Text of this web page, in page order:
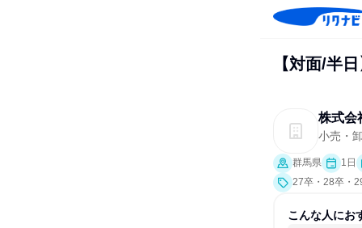
【対面/半
株式会
小売・
群馬県
1日
27卒・28卒・
こんな人にお